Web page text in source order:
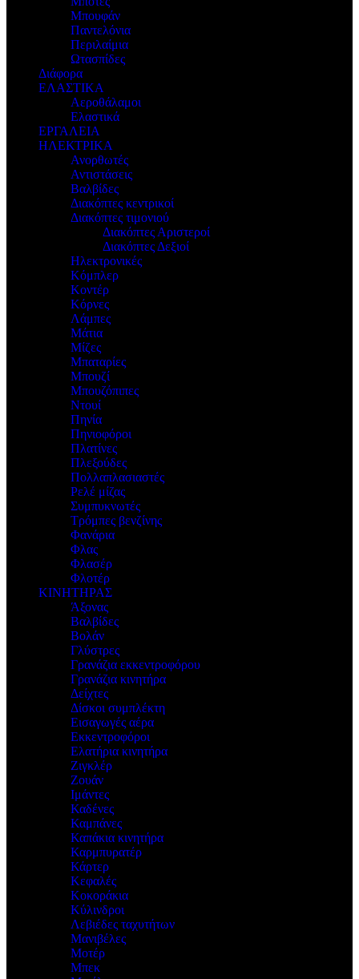
Μπουφάν
Παντελόνια
Περιλαίμια
Ωτασπίδες
Διάφορα
ΕΛΑΣΤΙΚΑ
Αεροθάλαμοι
Ελαστικά
ΕΡΓΑΛΕΙΑ
ΗΛΕΚΤΡΙΚΑ
Ανορθωτές
Αντιστάσεις
Βαλβίδες
Διακόπτες κεντρικοί
Διακόπτες τιμονιού
Διακόπτες Αριστεροί
Διακόπτες Δεξιοί
Ηλεκτρονικές
Κόμπλερ
Κοντέρ
Κόρνες
Λάμπες
Μάτια
Μίζες
Μπαταρίες
Μπουζί
Μπουζόπιπες
Ντουί
Πηνία
Πηνιοφόροι
Πλατίνες
Πλεξούδες
Πολλαπλασιαστές
Ρελέ μίζας
Συμπυκνωτές
Τρόμπες βενζίνης
Φανάρια
Φλας
Φλασέρ
Φλοτέρ
ΚΙΝΗΤΗΡΑΣ
Άξονας
Βαλβίδες
Βολάν
Γλύστρες
Γρανάζια εκκεντροφόρου
Γρανάζια κινητήρα
Δείχτες
Δίσκοι συμπλέκτη
Εισαγωγές αέρα
Εκκεντροφόροι
Ελατήρια κινητήρα
Ζιγκλέρ
Ζουάν
Ιμάντες
Καδένες
Καμπάνες
Καπάκια κινητήρα
Καρμπυρατέρ
Κάρτερ
Κεφαλές
Κοκοράκια
Κύλινδροι
Λεβιέδες ταχυτήτων
Μανιβέλες
Μοτέρ
Μπεκ